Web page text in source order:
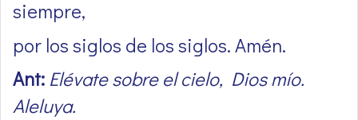
siempre,
por los siglos de los siglos. Amén.
Ant: Elévate sobre el cielo, Dios mío.
Aleluya.